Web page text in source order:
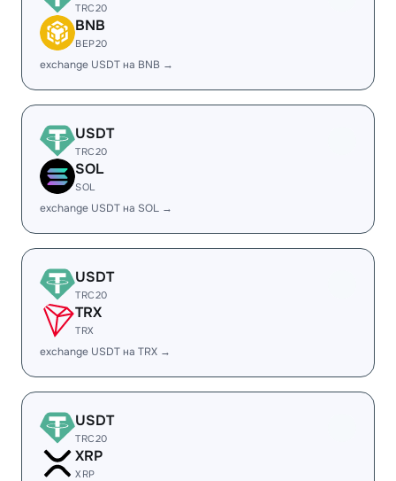
TRC20
BNB
BEP20
exchange USDT на BNB →
USDT
TRC20
SOL
SOL
exchange USDT на SOL →
USDT
TRC20
TRX
TRX
exchange USDT на TRX →
USDT
TRC20
XRP
XRP